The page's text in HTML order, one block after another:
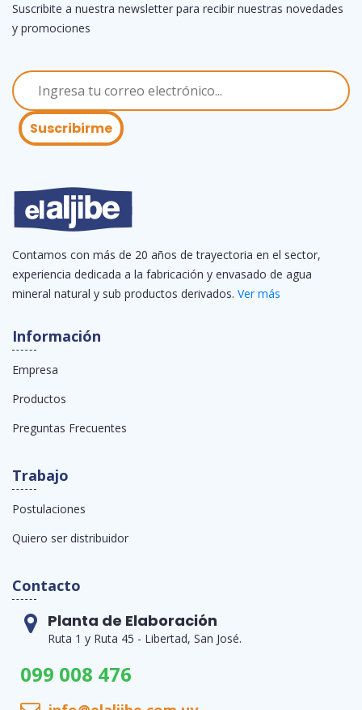
Suscribite a nuestra newsletter para recibir nuestras novedades
y promociones
Suscribirme
Contamos con más de 20 años de trayectoria en el sector,
experiencia dedicada a la fabricación y envasado de agua
mineral natural y sub productos derivados. Ver más
Información
Empresa
Productos
Preguntas Frecuentes
Trabajo
Postulaciones
Quiero ser distribuidor
Contacto
Planta de Elaboración
Ruta 1 y Ruta 45 - Libertad, San José.
099 008 476